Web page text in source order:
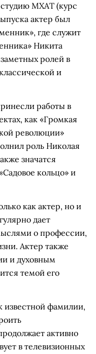
МХАТ (курс
актер был
где служит
Никита
ролей в
и
работы в
как «Громкая
революции»
роль Николая
значатся
кольцо» и
как актер, но и
дает
о профессии,
Актер также
и духовным
темой его
известной фамилии,
активно
в телевизионных